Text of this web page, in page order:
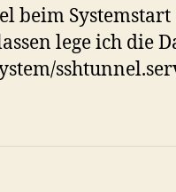
beim
lege ich die